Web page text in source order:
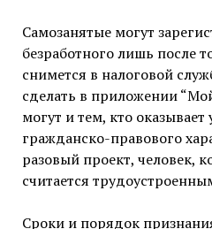
Самозанятые могут
безработного лишь после
снимется в налоговой
сделать в приложении
могут и тем, кто
гражданско-правового
разовый проект, человек,
считается
Сроки и порядок